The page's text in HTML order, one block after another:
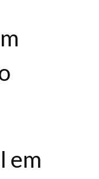
em